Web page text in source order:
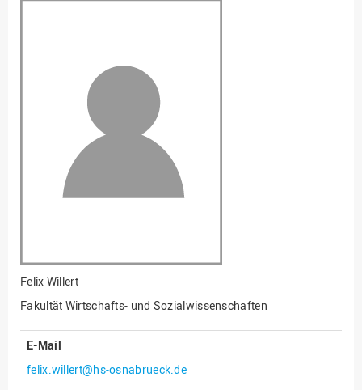
und Informatik
Fakultät Management,
Kultur und Technik
Fakultät Wirtschafts- und
Sozialwissenschaften
Finanzen
Gesellschaftliches
Hochschulleitung
Hochschulplanung/-
Felix Willert
Fakultät Wirtschafts- und Sozialwissenschaften
E-Mail
felix.willert@hs-osnabrueck.de